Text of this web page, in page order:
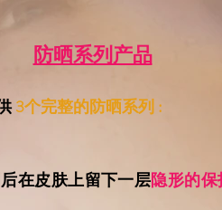
防晒系列产品
3个完整的防晒系列 :
在皮肤上留下一层隐形的